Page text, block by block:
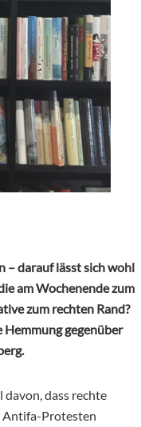
– darauf lässt sich wohl
am Wochenende zum
zum rechten Rand?
Hemmung gegenüber
dass rechte
Antifa-Protesten